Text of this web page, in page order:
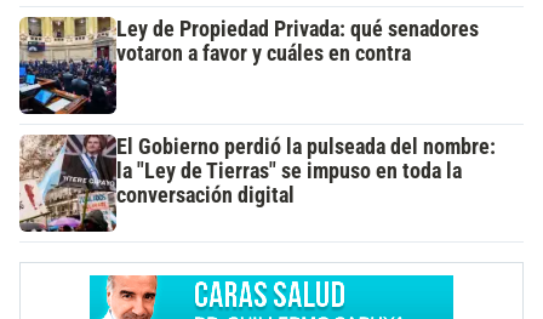
Ley de Propiedad Privada: qué senadores
votaron a favor y cuáles en contra
El Gobierno perdió la pulseada del nombre:
la "Ley de Tierras" se impuso en toda la
conversación digital